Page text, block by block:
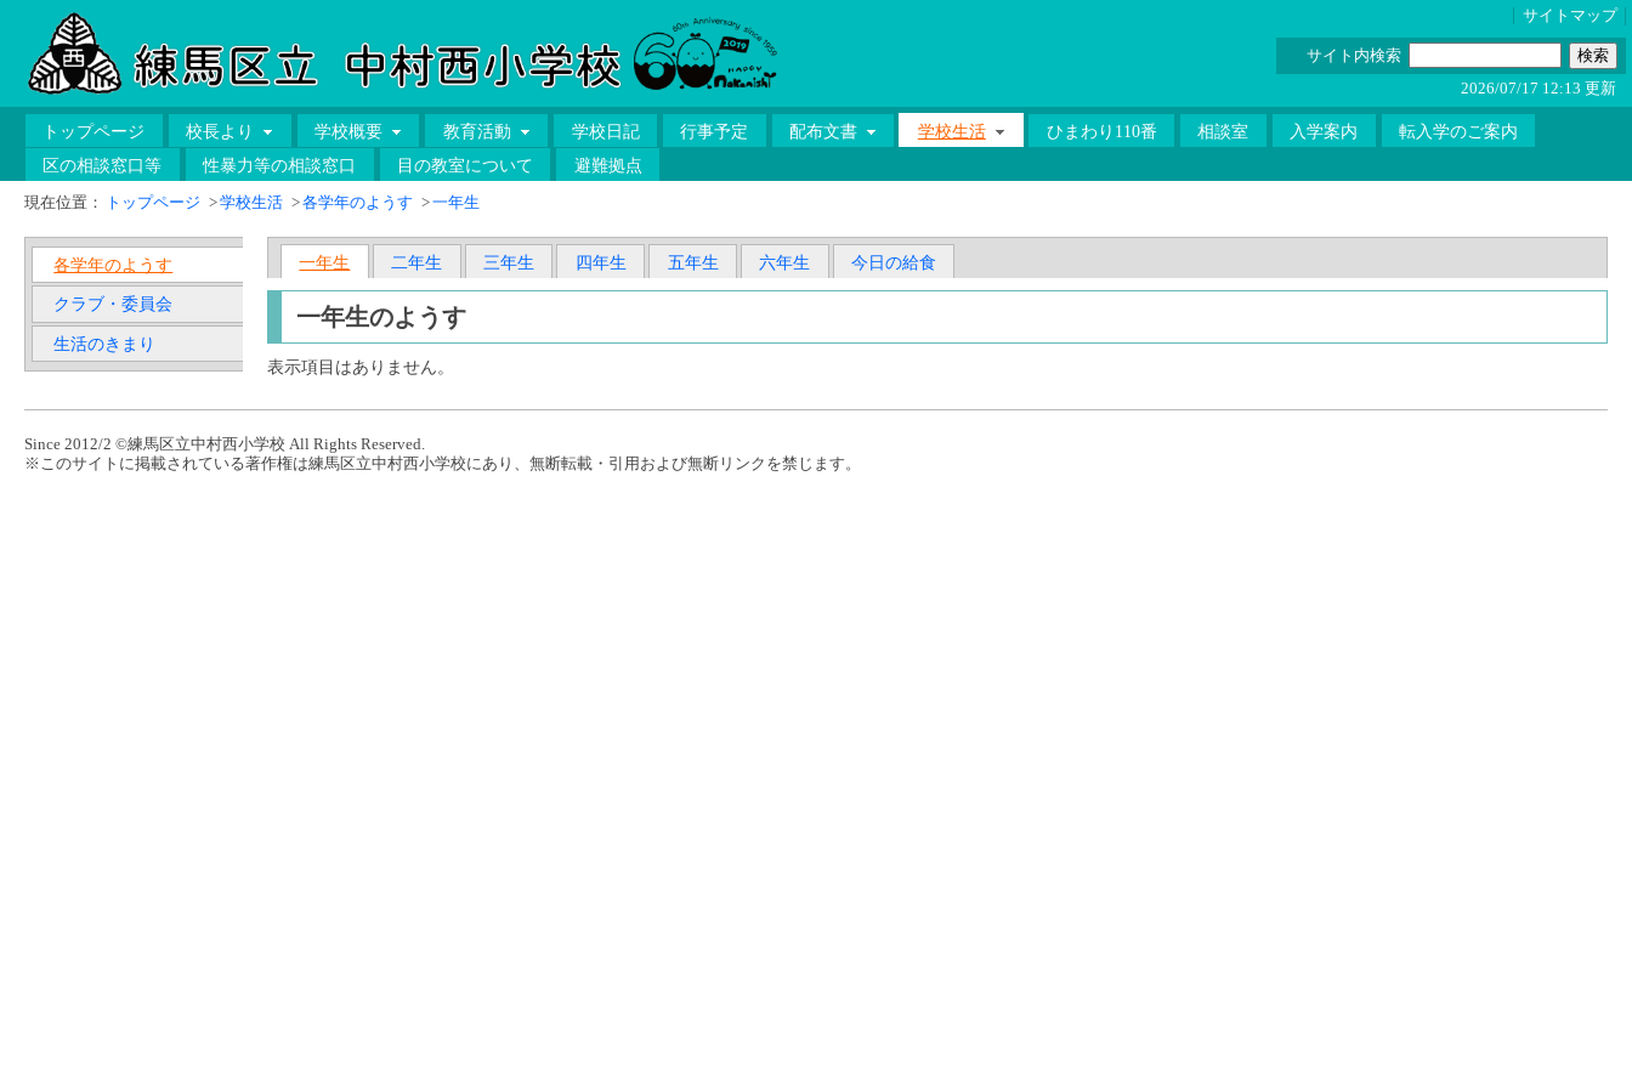
サイトマップ
サイト内検索
2026/07/17 12:13 更新
トップページ 校長より 学校概要 教育活動 学校日記 行事予定 配布文書 学校生活 ひまわり110番 相談室 入学案内
転入学のご案内
区の相談窓口等
性暴力等の相談窓口 目の教室について 避難拠点
現在位置： トップページ >学校生活 >各学年のようす >一年生
各学年のようす
クラブ・委員会
生活のきまり
一年生 二年生 三年生 四年生 五年生 六年生 今日の給食
一年生のようす
表示項目はありません。
Since 2012/2 ©練馬区立中村西小学校 All Rights Reserved.
※このサイトに掲載されている著作権は練馬区立中村西小学校にあり、無断転載・引用および無断リンクを禁じます。